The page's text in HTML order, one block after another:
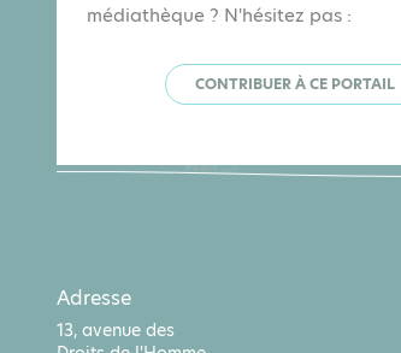
médiathèque ? N'hésitez pas :
CONTRIBUER À CE PORTAIL
Adresse
13, avenue des